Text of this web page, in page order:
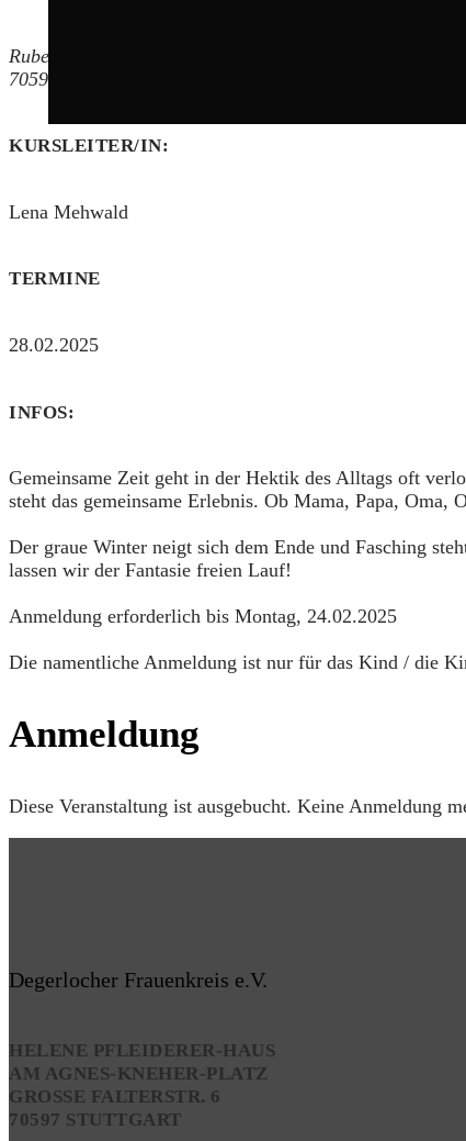
Rubensstraße 10
70597
KURSLEITER/IN:
Lena Mehwald
TERMINE
28.02.2025
INFOS:
Gemeinsame Zeit geht in der Hektik des Alltags oft
steht das gemeinsame Erlebnis. Ob Mama, Papa,
Der graue Winter neigt sich dem Ende und Fasching
lassen wir der Fantasie freien Lauf!
Anmeldung erforderlich bis Montag, 24.02.2025
Die namentliche Anmeldung ist nur für das Kind / die
Anmeldung
Diese Veranstaltung ist ausgebucht. Keine Anmeldung
Degerlocher Frauenkreis e.V.
HELENE PFLEIDERER-HAUS
AM AGNES-KNEHER-PLATZ
GROSSE FALTERSTR. 6
70597 STUTTGART